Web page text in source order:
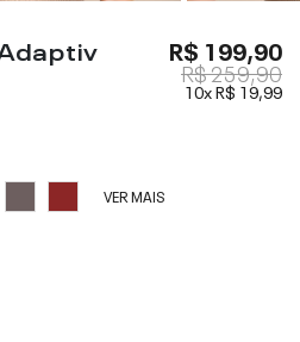
R$ 199,90
R$ 259,90
10xR$ 19,99
VER MAIS